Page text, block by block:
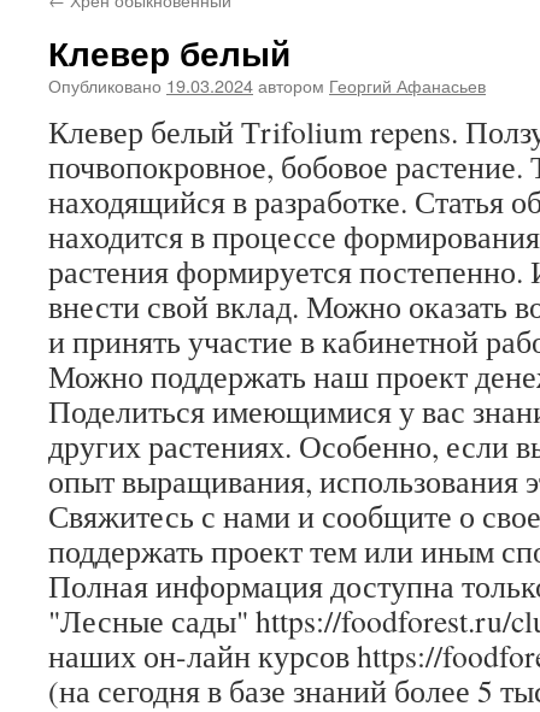
Клевер белый
Опубликовано 19.03.2024автором Георгий Афанасьев
Клевер белый Тrifolium repens.
почвопокровное, бобовое растение.
находящийся в разработке. Статья
находится в процессе
растения формируется
внести свой вклад. Можно оказать
и принять участие в кабинетной
Можно поддержать наш проект
Поделиться имеющимися у вас
других растениях. Особенно, если
опыт выращивания, использования
Свяжитесь с нами и сообщите о
поддержать проект тем или иным
Полная информация доступна
"Лесные сады" https://foodforest.ru/
наших он-лайн курсов https://
(на сегодня в базе знаний более 5